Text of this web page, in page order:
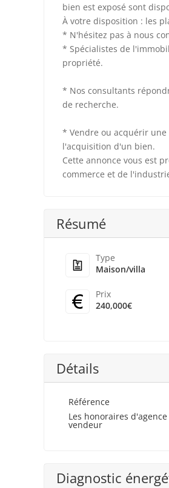
bien est exposé sont
À votre disposition : les
* N'hésitez pas à nous
* Spécialistes de
propriété.
* Nos consultants
de recherche.
* Vendre ou acquérir une
l'acquisition d'un bien.
Cette annonce vous est
commerce et de
Résumé
Type
Maison/villa
Prix
240,000€
Détails
Référence
Les honoraires
vendeur
Diagnostic